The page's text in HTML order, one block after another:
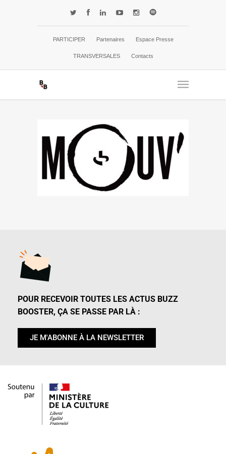
PARTICIPER Partenaires Espace Presse
TRANSVERSALES Contacts
POUR RECEVOIR TOUTES LES ACTUS BUZZ
BOOSTER, ÇA SE PASSE PAR LÀ :
JE M'ABONNE À LA NEWSLETTER